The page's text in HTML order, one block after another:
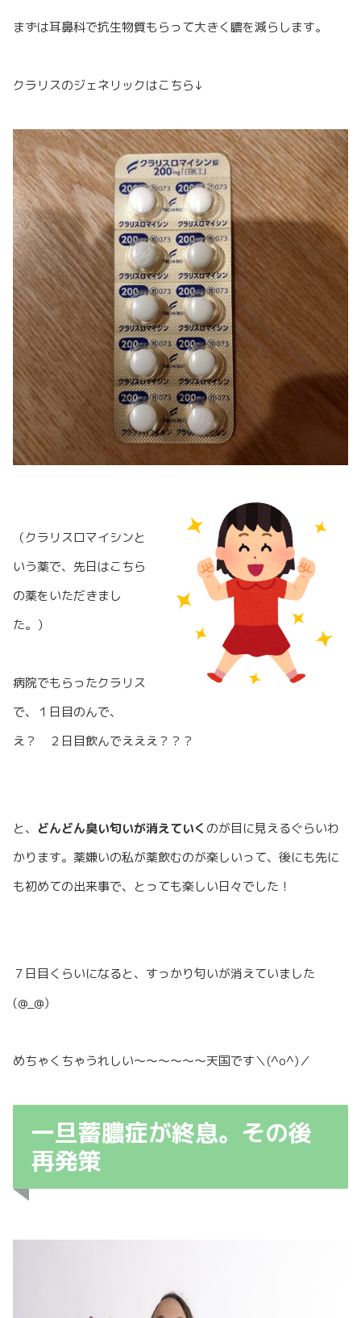
まずは耳鼻科で抗生物質もらって大きく膿を減らします。
クラリスのジェネリックはこちら↓
（クラリスロマイシンと
いう薬で、先日はこちら
の薬をいただきまし
た。）
病院でもらったクラリス
で、１日目のんで、
え？ ２日目飲んでえええ？？？
と、 どんどん臭い匂いが消えていく のが目に見えるぐらいわ
かります。薬嫌いの私が薬飲むのが楽しいって、後にも先に
も初めての出来事で、とっても楽しい日々でした！
７日目くらいになると、すっかり匂いが消えていました
(@_@)
めちゃくちゃうれしい〜〜〜〜〜〜天国です＼(^o^)／
一旦蓄膿症が終息。その後
再発策